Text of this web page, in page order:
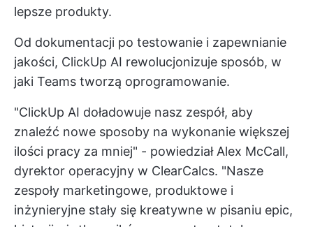
lepsze produkty.
Od dokumentacji po testowanie i zapewnianie
jakości, ClickUp AI rewolucjonizuje sposób, w
jaki Teams tworzą oprogramowanie.
"ClickUp AI doładowuje nasz zespół, aby
znaleźć nowe sposoby na wykonanie większej
ilości pracy za mniej" - powiedział Alex McCall,
dyrektor operacyjny w ClearCalcs. "Nasze
zespoły marketingowe, produktowe i
inżynieryjne stały się kreatywne w pisaniu epic,